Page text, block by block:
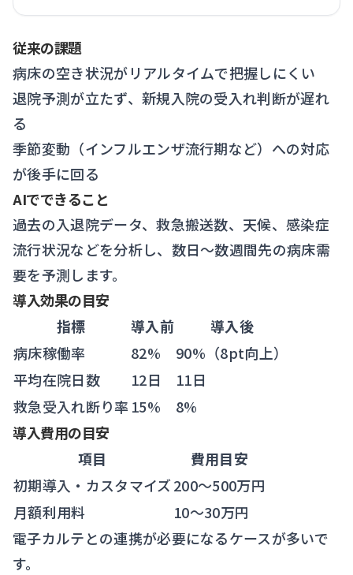
従来の課題
病床の空き状況がリアルタイムで把握しにくい
退院予測が立たず、新規入院の受入れ判断が遅れ
る
季節変動（インフルエンザ流行期など）への対応
が後手に回る
AIでできること
過去の入退院データ、救急搬送数、天候、感染症
流行状況などを分析し、数日〜数週間先の病床需
要を予測します。
導入効果の目安
指標
導入前
導入後
病床稼働率
82%
90%（8pt向上）
平均在院日数
12日
11日
救急受入れ断り率 15%
8%
導入費用の目安
項目
費用目安
初期導入・カスタマイズ200〜500万円
月額利用料
10〜30万円
電子カルテとの連携が必要になるケースが多いで
す。